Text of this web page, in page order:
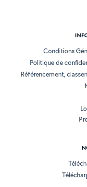
Conditions
Politique de
Référencement,